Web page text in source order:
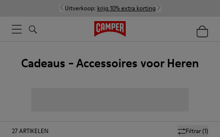
Uitverkoop: krijg 10% extra korting
Cadeaus - Accessoires voor Heren
Filtrar(1)
27ARTIKELEN